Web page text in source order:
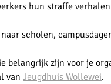
hun straffe
scholen,
belangrijk zijn voor je
van Jeugdhuis Wollewei.